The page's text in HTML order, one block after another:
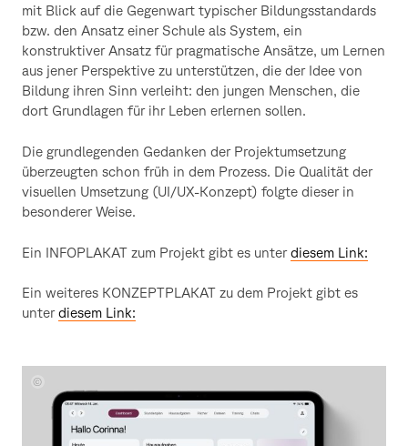
mit Blick auf die Gegenwart typischer Bildungsstandards
bzw. den Ansatz einer Schule als System, ein
konstruktiver Ansatz für pragmatische Ansätze, um Lernen
aus jener Perspektive zu unterstützen, die der Idee von
Bildung ihren Sinn verleiht: den jungen Menschen, die
dort Grundlagen für ihr Leben erlernen sollen.
Die grundlegenden Gedanken der Projektumsetzung
überzeugten schon früh in dem Prozess. Die Qualität der
visuellen Umsetzung (UI/UX-Konzept) folgte dieser in
besonderer Weise.
Ein INFOPLAKAT zum Projekt gibt es unterdiesem Link:
Ein weiteres KONZEPTPLAKAT zu dem Projekt gibt es
unterdiesem Link:
Corinna